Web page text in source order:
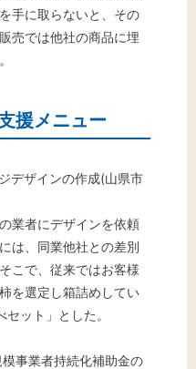
手に取らないと、その
売では他社の商品に埋
。
援メニュー
デザインの作成(山県市
業者にデザインを依頼
は、同業他社との差別
こで、従来ではお客様
を選定し箱詰めしてい
ット」とした。
事業者持続化補助金の